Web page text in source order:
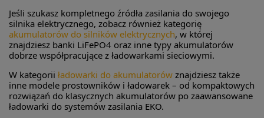
Jeśli szukasz kompletnego źródła zasilania do swojego
silnika elektrycznego, zobacz również kategorię
akumulatorów do silników elektrycznych, w której
znajdziesz banki LiFePO4 oraz inne typy akumulatorów
dobrze współpracujące z ładowarkami sieciowymi.
W kategorii ładowarki do akumulatorów znajdziesz także
inne modele prostowników i ładowarek – od kompaktowych
rozwiązań do klasycznych akumulatorów po zaawansowane
ładowarki do systemów zasilania EKO.